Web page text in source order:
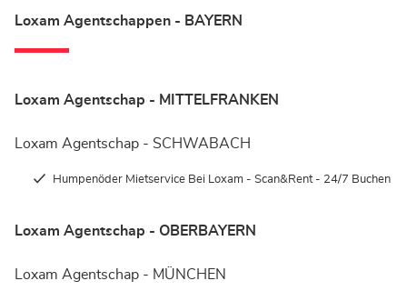
Loxam Agentschappen - BAYERN
Loxam Agentschap - MITTELFRANKEN
Loxam Agentschap - SCHWABACH
Humpenöder Mietservice Bei Loxam - Scan&Rent - 24/7 Buchen
Loxam Agentschap - OBERBAYERN
Loxam Agentschap - MÜNCHEN